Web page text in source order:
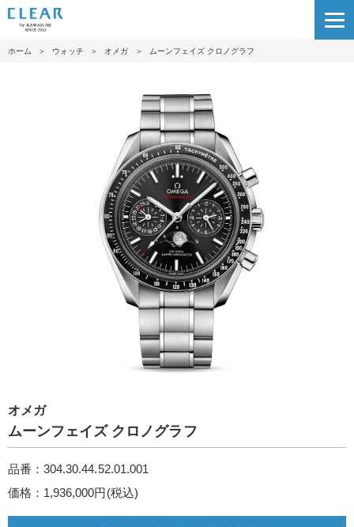
ホーム ＞ ウォッチ ＞ オメガ ＞ ムーンフェイズ クロノグラフ
オメガ
ムーンフェイズ クロノグラフ
品番：304.30.44.52.01.001
価格：1,936,000円(税込)